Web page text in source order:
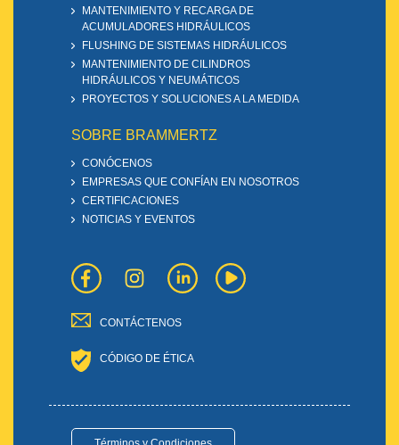
MANTENIMIENTO Y RECARGA DE
ACUMULADORES HIDRÁULICOS
FLUSHING DE SISTEMAS HIDRÁULICOS
MANTENIMIENTO DE CILINDROS
HIDRÁULICOS Y NEUMÁTICOS
PROYECTOS Y SOLUCIONES A LA MEDIDA
SOBRE BRAMMERTZ
CONÓCENOS
EMPRESAS QUE CONFÍAN EN NOSOTROS
CERTIFICACIONES
NOTICIAS Y EVENTOS
CONTÁCTENOS
CÓDIGO DE ÉTICA